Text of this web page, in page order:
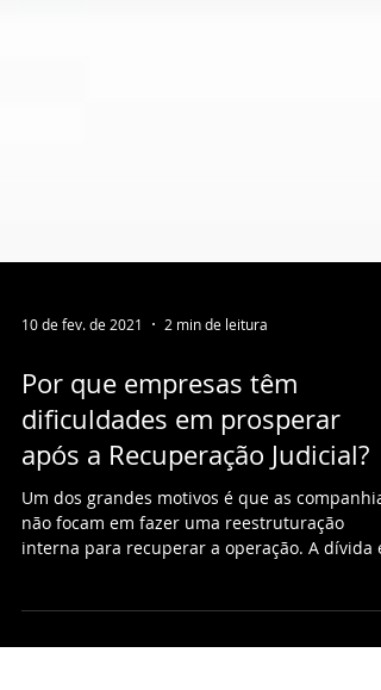
10 de fev. de 2021 2 min de leitura
Por que empresas têm
dificuldades em prosperar
após a Recuperação Judicial?
Um dos grandes motivos é que as